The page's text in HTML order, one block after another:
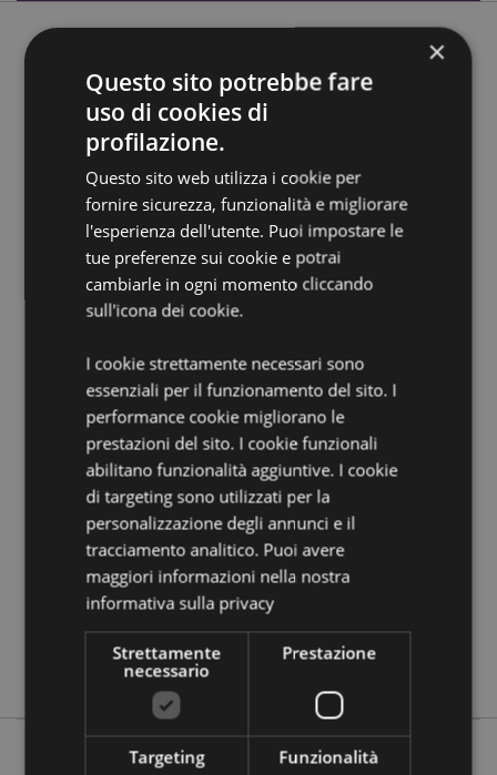
Descrizione del Prodotto
Matita con Gomma - Scheletro
Materiale:Legno e Gomma
Provvisto di Marchio CE:
Non Adatto ai Bambini di Età:0 - 3 Anni
EN71:Sì
Informazioni Aggiuntive:
Vuoi informazioni su come inoltrare un ordine
guida all'acquisto.
Dettagli del Prodotto
Informazioni
Aggiuntive
Lunghezza Totale 21cm Matita 17cm Gomma
5055071711350
384
0.036000
No
No
No
×
Questo sito potrebbe fare
uso di cookies di
profilazione.
Questo sito web utilizza i cookie per
fornire sicurezza, funzionalità e migliorare
l'esperienza dell'utente. Puoi impostare le
tue preferenze sui cookie e potrai
cambiarle in ogni momento cliccando
sull'icona dei cookie.
I cookie strettamente necessari sono
essenziali per il funzionamento del sito. I
performance cookie migliorano le
prestazioni del sito. I cookie funzionali
abilitano funzionalità aggiuntive. I cookie
di targeting sono utilizzati per la
personalizzazione degli annunci e il
tracciamento analitico. Puoi avere
maggiori informazioni nella nostra
informativa sulla privacy
Strettamente
necessario
Prestazione
Targeting Funzionalità